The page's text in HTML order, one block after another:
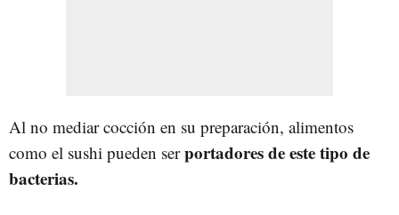
Al no mediar cocción en su preparación, alimentos
como el sushi pueden serportadores de este tipo de
bacterias.